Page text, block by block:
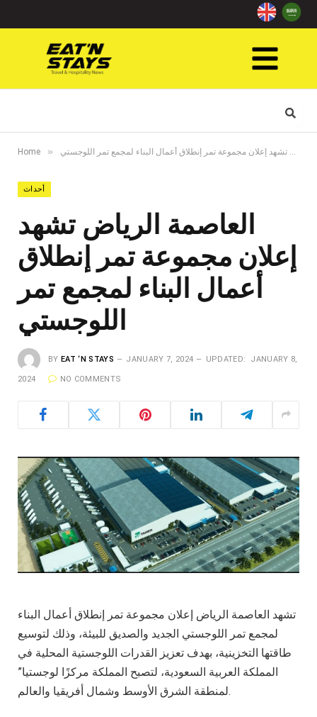
Home » العاصمة الرياض تشهد إعلان مجموعة تمر إنطلاق أعمال البناء لمجمع تمر اللوجستي
أحداث
العاصمة الرياض تشهد
إعلان مجموعة تمر إنطلاق
أعمال البناء لمجمع تمر
اللوجستي
BY EAT ‘N STAYS JANUARY 7, 2024 UPDATED: JANUARY 8,
2024 NO COMMENTS
تشهد العاصمة الرياض إعلان مجموعة تمر إنطلاق أعمال البناء
لمجمع تمر اللوجستي الجديد والصديق للبيئة، وذلك لتوسيع
طاقتها التخزينية، بهدف تعزيز القدرات اللوجستية المحلية في
المملكة العربية السعودية، لتصبح المملكة مركزًا لوجستيا”
لمنطقة الشرق الأوسط وشمال أفريقيا والعالم.